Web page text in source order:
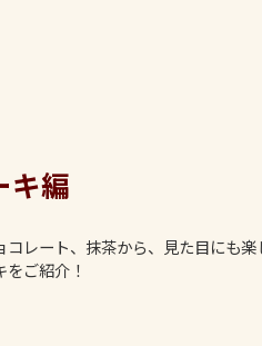
キ編
コレート、抹茶から、見た目にも
ご紹介！